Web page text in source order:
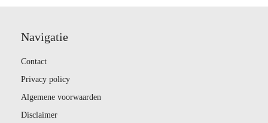
Navigatie
Contact
Privacy policy
Algemene voorwaarden
Disclaimer